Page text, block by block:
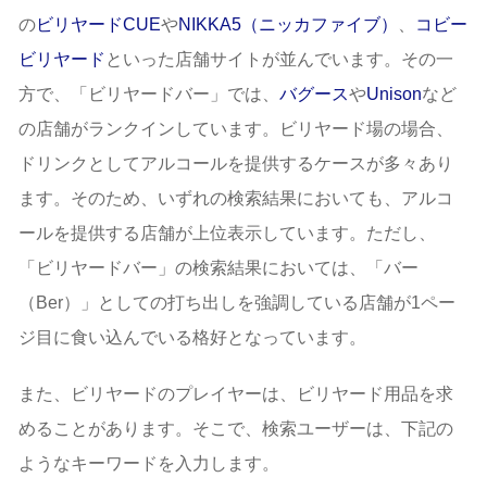
のビリヤードCUEやNIKKA5（ニッカファイブ）
コビー
ビリヤード といった店舗サイトが並んでいます。その一
方で、「ビリヤードバー」では、 バグースやUnisonなど
の店舗がランクインしています。ビリヤード場の場合、
ドリンクとしてアルコールを提供するケースが多々あり
ます。そのため、いずれの検索結果においても、アルコ
ールを提供する店舗が上位表示しています。ただし、
「ビリヤードバー」の検索結果においては、「バー
（Ber）」としての打ち出しを強調している店舗が1ペー
ジ目に食い込んでいる格好となっています。
また、ビリヤードのプレイヤーは、ビリヤード用品を求
めることがあります。そこで、検索ユーザーは、下記の
ようなキーワードを入力します。